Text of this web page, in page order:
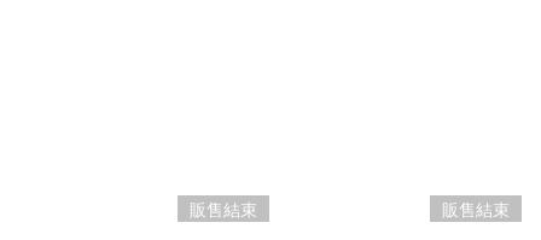
販售結束 販售結束